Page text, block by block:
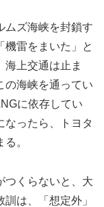
ムズ海峡を封鎖す
機雷をまいた」と
上交通は止ま
の海峡を通ってい
に依存してい
なったら、トヨタ
。
つくらないと、大
は、「想定外」